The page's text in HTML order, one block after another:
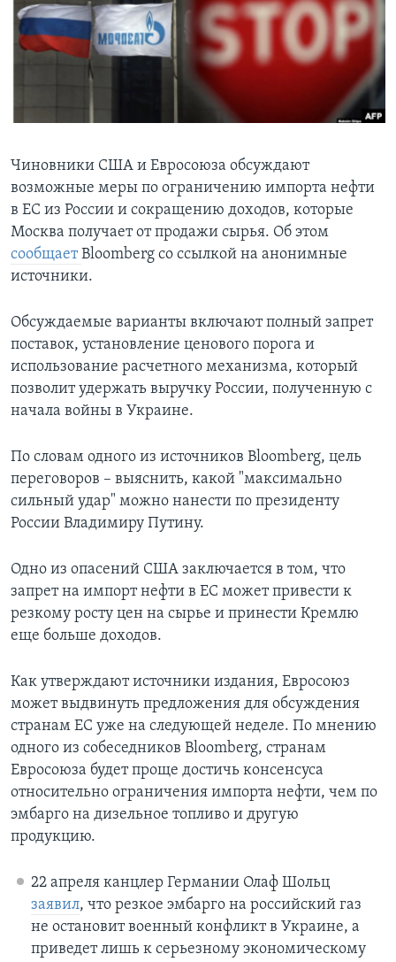
Learning English
СОЦИАЛЬНЫЕ СЕТИ
Языки
Чиновники США и Евросоюза обсуждают
возможные меры по ограничению импорта нефти
в ЕС из России и сокращению доходов, которые
Москва получает от продажи сырья. Об этом
сообщаетBloomberg со ссылкой на анонимные
источники.
Обсуждаемые варианты включают полный запрет
поставок, установление ценового порога и
использование расчетного механизма, который
позволит удержать выручку России, полученную с
начала войны в Украине.
По словам одного из источников Bloomberg, цель
переговоров – выяснить, какой "максимально
сильный удар" можно нанести по президенту
России Владимиру Путину.
Одно из опасений США заключается в том, что
запрет на импорт нефти в ЕС может привести к
резкому росту цен на сырье и принести Кремлю
еще больше доходов.
Как утверждают источники издания, Евросоюз
может выдвинуть предложения для обсуждения
странам ЕС уже на следующей неделе. По мнению
одного из собеседников Bloomberg, странам
Евросоюза будет проще достичь консенсуса
относительно ограничения импорта нефти, чем по
эмбарго на дизельное топливо и другую
продукцию.
22 апреля канцлер Германии Олаф Шольц
заявил, что резкое эмбарго на российский газ
не остановит военный конфликт в Украине, а
приведет лишь к серьезному экономическому